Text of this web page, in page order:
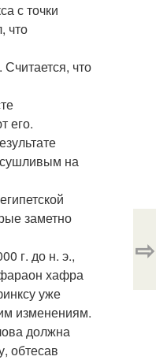
с точки
что
что
его.
на
заметно
г. до н. э.,
хафра
уже
изменениям.
должна
обтесав
⇨